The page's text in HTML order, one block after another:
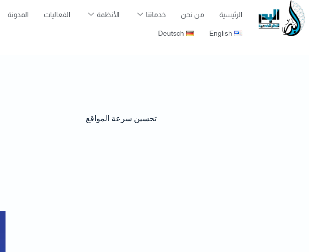
الرئيسية من نحن خدماتنا الأنظمة الفعاليات المدونة
English
Deutsch
تحسين سرعة المواقع